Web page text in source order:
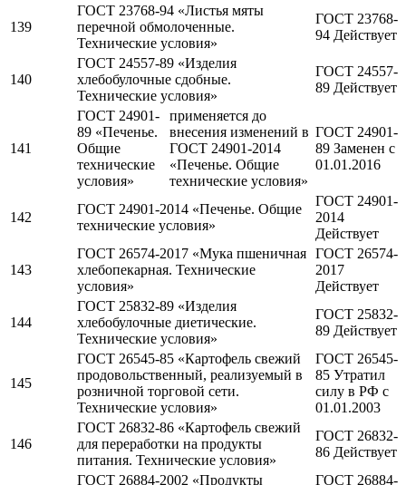
139
ГОСТ 23768-94 «Листья мяты
перечной обмолоченные.
Технические условия»
ГОСТ 23768-
94 Действует
140
ГОСТ 24557-89 «Изделия
хлебобулочные сдобные.
Технические условия»
ГОСТ 24557-
89 Действует
141
ГОСТ 24901-
89 «Печенье.
Общие
технические
условия»
применяется до
внесения изменений в
ГОСТ 24901-2014
«Печенье. Общие
технические условия»
ГОСТ 24901-
89 Заменен c
01.01.2016
142
ГОСТ 24901-2014 «Печенье. Общие
технические условия»
ГОСТ 24901-
2014
Действует
143
ГОСТ 26574-2017 «Мука пшеничная
хлебопекарная. Технические
условия»
ГОСТ 26574-
2017
Действует
144
ГОСТ 25832-89 «Изделия
хлебобулочные диетические.
Технические условия»
ГОСТ 25832-
89 Действует
145
ГОСТ 26545-85 «Картофель свежий
продовольственный, реализуемый в
розничной торговой сети.
Технические условия»
ГОСТ 26545-
85 Утратил
силу в РФ c
01.01.2003
146
ГОСТ 26832-86 «Картофель свежий
для переработки на продукты
питания. Технические условия»
ГОСТ 26832-
86 Действует
ГОСТ 26884-2002 «Продукты
ГОСТ 26884-